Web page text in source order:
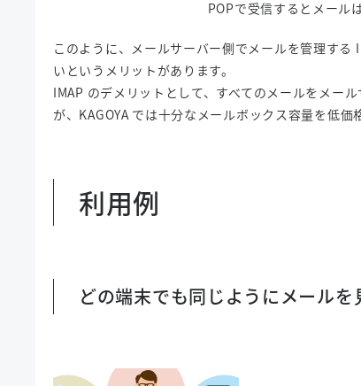
POPで受信するとメール
このように、メールサーバー側でメールを管理す
いというメリットがあります。
IMAP のデメリットとして、すべてのメールをメー
が、KAGOYA では十分なメールボックス容量を低価
利用例
どの端末でも同じようにメールを